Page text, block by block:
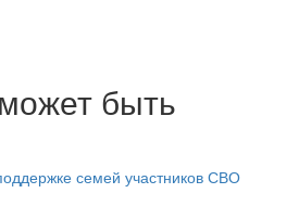
быть
семей участников СВО